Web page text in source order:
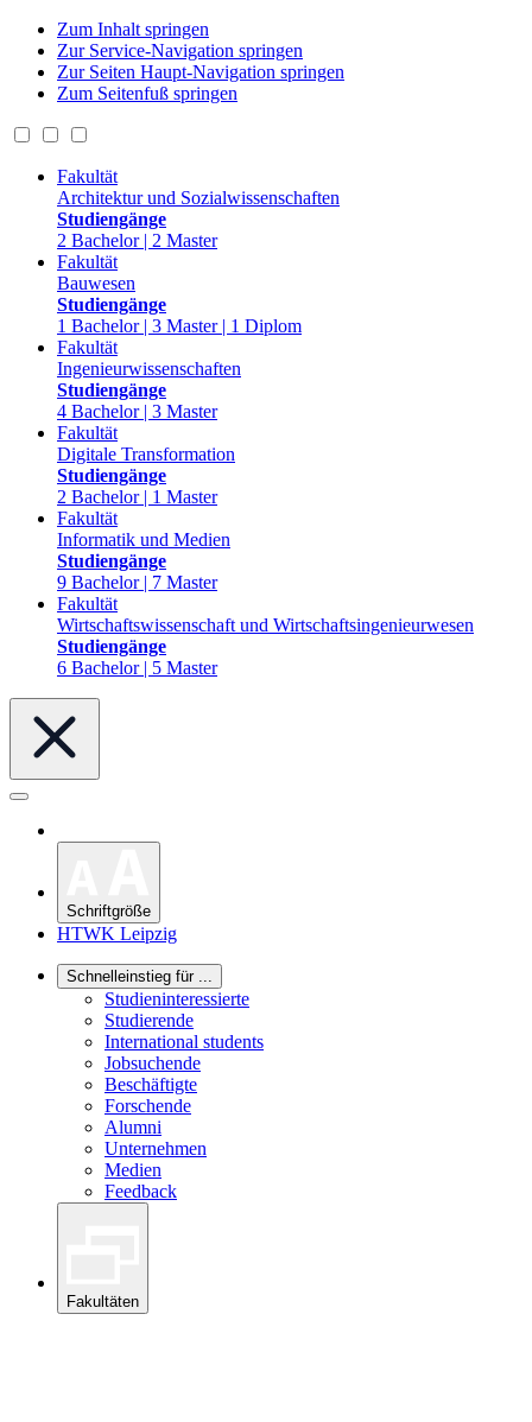
Zum Inhalt springen
Zur Service-Navigation springen
Zur Seiten Haupt-Navigation springen
Zum Seitenfuß springen
Fakultät
Architektur und Sozialwissenschaften
Studiengänge
2 Bachelor | 2 Master
Fakultät
Bauwesen
Studiengänge
1 Bachelor | 3 Master | 1 Diplom
Fakultät
Ingenieurwissenschaften
Studiengänge
4 Bachelor | 3 Master
Fakultät
Digitale Transformation
Studiengänge
2 Bachelor | 1 Master
Fakultät
Informatik und Medien
Studiengänge
9 Bachelor | 7 Master
Fakultät
Wirtschaftswissenschaft und Wirtschaftsingenieurwesen
Studiengänge
6 Bachelor | 5 Master
Schriftgröße
HTWK Leipzig
Schnelleinstieg für ...
Studieninteressierte
Studierende
International students
Jobsuchende
Beschäftigte
Forschende
Alumni
Unternehmen
Medien
Feedback
Fakultäten